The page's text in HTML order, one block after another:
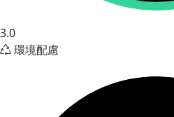
3.0
環境配慮